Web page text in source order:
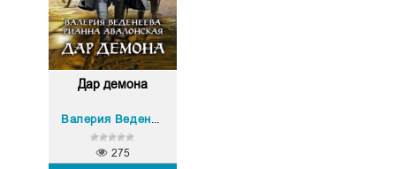
Дар демона
Валерия Веденеева
275